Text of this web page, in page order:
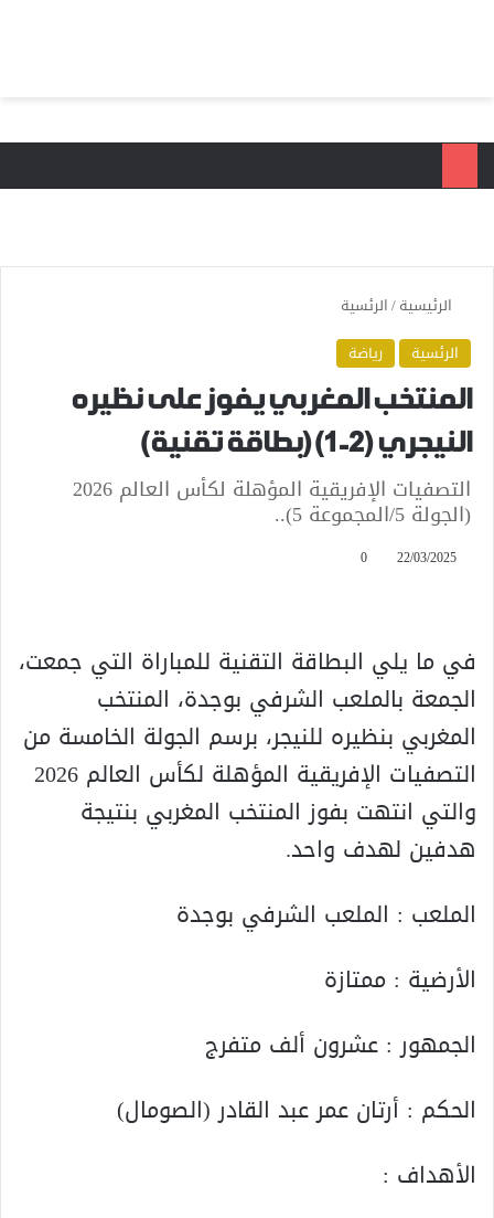
الرئيسية/الرئسية
الرئسية
رياضة
المنتخب المغربي يفوز على نظيره
النيجري (2-1) (بطاقة تقنية)
التصفيات الإفريقية المؤهلة لكأس العالم 2026
(الجولة 5/المجموعة 5)..
22/03/2025
0
في ما يلي البطاقة التقنية للمباراة التي جمعت،
الجمعة بالملعب الشرفي بوجدة، المنتخب
المغربي بنظيره للنيجر، برسم الجولة الخامسة من
التصفيات الإفريقية المؤهلة لكأس العالم 2026
والتي انتهت بفوز المنتخب المغربي بنتيجة
هدفين لهدف واحد.
الملعب : الملعب الشرفي بوجدة
الأرضية : ممتازة
الجمهور : عشرون ألف متفرج
الحكم : أرتان عمر عبد القادر (الصومال)
الأهداف :